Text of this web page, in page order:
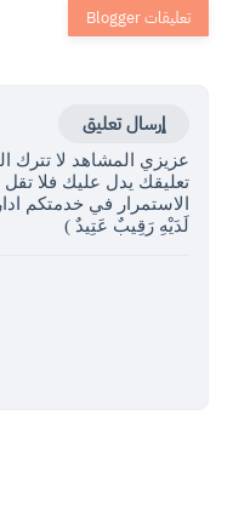
إرسال تعليق
عزيزي المشاهد لا تترك
تعليقك يدل عليك فلا تقل
الاستمرار في خدمتكم
لَدَيْهِ رَقِيبٌ عَتِيدٌ )